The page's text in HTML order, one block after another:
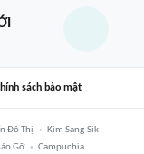
sách bảo mật
Đô Thị
Kim Sang-Sik
Gỡ
Campuchia